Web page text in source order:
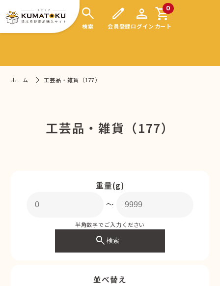
search
検索
edit
会員登録
person
ログイン
0
shopping_cart
カート
ホーム 工芸品・雑貨（177）
工芸品・雑貨（177）
重量(g)
〜
半角数字でご入力ください
search検索
並べ替え